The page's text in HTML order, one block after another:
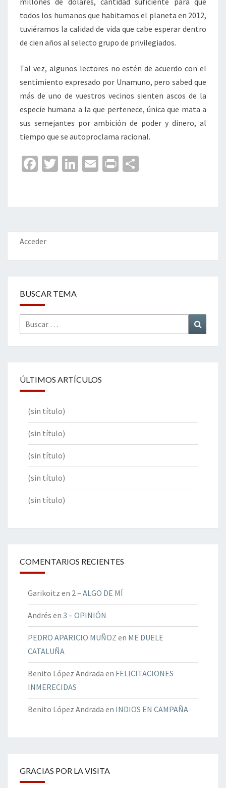
todos los humanos que habitamos el planeta en 2012,
tuviéramos la calidad de vida que cabe esperar dentro
de cien años al selecto grupo de privilegiados.
Tal vez, algunos lectores no estén de acuerdo con el
sentimiento expresado por Unamuno, pero sabed que
más de uno de vuestros vecinos sienten ascos de la
especie humana a la que pertenece, única que mata a
sus semejantes por ambición de poder y dinero, al
tiempo que se autoproclama racional.
Fa
o
o
k
T
er
Li
dI
n
E
l
Pr
p
ar
Acceder
BUSCAR TEMA
Buscar
por:
ÚLTIMOS ARTÍCULOS
(sin título)
(sin título)
(sin título)
(sin título)
(sin título)
COMENTARIOS RECIENTES
Garikoitz en 2 – ALGO DE MÍ
Andrés en 3 – OPINIÓN
PEDRO APARICIO MUÑOZ en ME DUELE
CATALUÑA
Benito López Andrada en FELICITACIONES
INMERECIDAS
Benito López Andrada en INDIOS EN CAMPAÑA
GRACIAS POR LA VISITA